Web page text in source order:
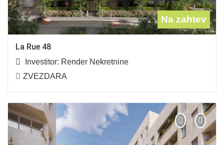
Na zahtev
La Rue 48
Investitor: Render Nekretnine
ZVEZDARA